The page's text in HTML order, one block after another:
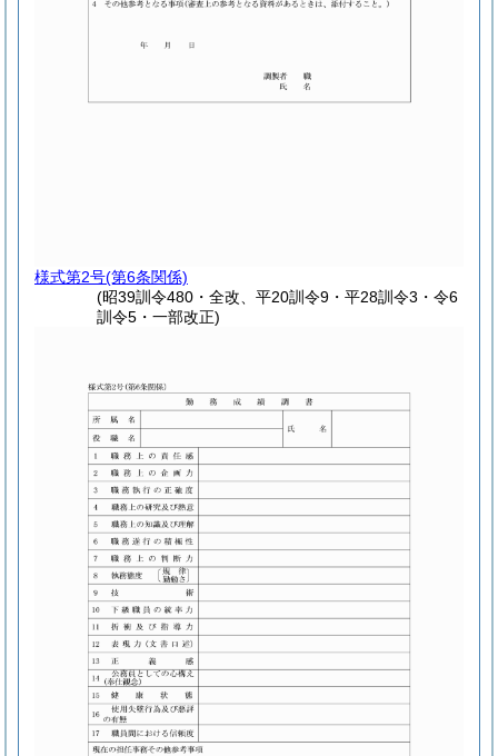
様式第2号(第6条関係)
(昭39訓令480・全改、平20訓令9・平28訓令3・令6
訓令5・一部改正)